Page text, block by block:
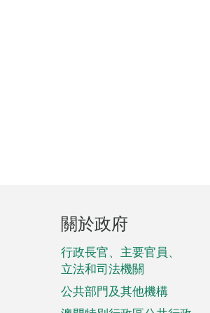
頁
腳
菜
單
關於政府
行政長官、主要官員、
立法和司法機關
公共部門及其他機構